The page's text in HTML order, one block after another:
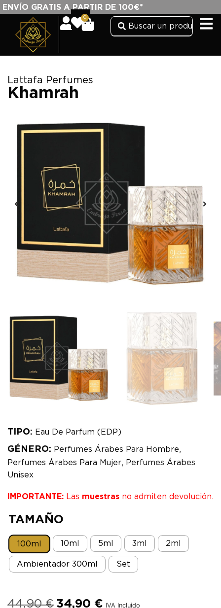
ENVÍO GRATIS A PARTIR DE 100€*
0
Lattafa Perfumes
Khamrah
TIPO: Eau De Parfum (EDP)
GÉNERO: Perfumes Árabes Para Hombre,
Perfumes Árabes Para Mujer, Perfumes Árabes
Unisex
IMPORTANTE: Las muestras no admiten devolución.
TAMAÑO
100ml 10ml 5ml 3ml 2ml
Ambientador 300ml Set
44,90€ 34,90 € IVA Incluido